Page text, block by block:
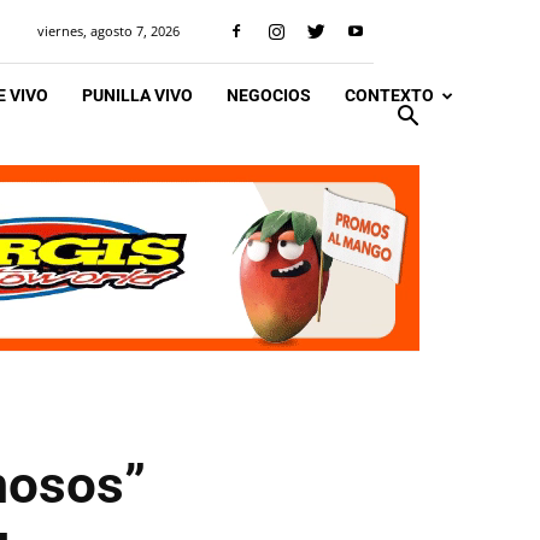
viernes, agosto 7, 2026
VIVO PUNILLA VIVO NEGOCIOS CONTEXTO